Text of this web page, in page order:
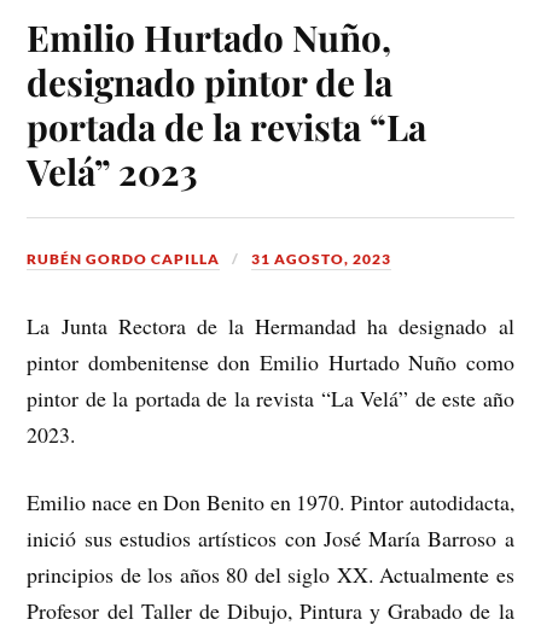
Emilio Hurtado Nuño,
designado pintor de la
portada de la revista “La
Velá” 2023
RUBÉN GORDO CAPILLA 31 AGOSTO, 2023
La Junta Rectora de la Hermandad ha designado al
pintor dombenitense don Emilio Hurtado Nuño como
pintor de la portada de la revista “La Velá” de este año
2023.
Emilio nace en Don Benito en 1970. Pintor autodidacta,
inició sus estudios artísticos con José María Barroso a
principios de los años 80 del siglo XX. Actualmente es
Profesor del Taller de Dibujo, Pintura y Grabado de la